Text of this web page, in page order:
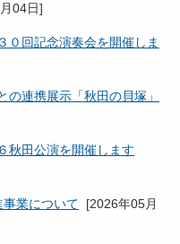
04日]
０回記念演奏会を開催しま
の連携展示「秋田の貝塚」
秋田公演を開催します
業について [2026年05月